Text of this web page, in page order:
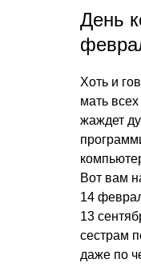
День
Хоть и
мать
жаждет
Вот вам
14
13
сестрам
даже по